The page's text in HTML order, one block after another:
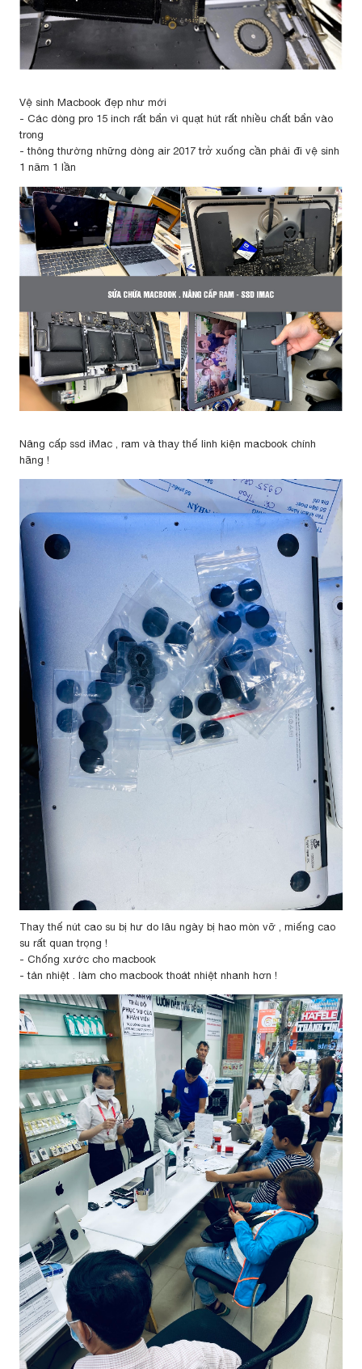
Vệ sinh Macbook đẹp như mới
- Các dòng pro 15 inch rất bẩn vì quạt hút rất nhiều chất bẩn vào
trong
- thông thường những dòng air 2017 trở xuống cần phải đi vệ sinh
1 năm 1 lần
Nâng cấp ssd iMac , ram và thay thế linh kiện macbook chính
hãng !
Thay thế nút cao su bị hư do lâu ngày bị hao mòn vỡ , miếng cao
su rất quan trọng !
- Chống xước cho macbook
- tản nhiệt . làm cho macbook thoát nhiệt nhanh hơn !